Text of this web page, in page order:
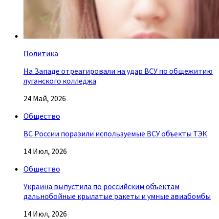
Политика
На Западе отреагировали на удар ВСУ по общежитию
луганского колледжа
24 Май, 2026
Общество
ВС России поразили используемые ВСУ объекты ТЭК
14 Июл, 2026
Общество
Украина выпустила по российским объектам
дальнобойные крылатые ракеты и умные авиабомбы
14 Июл, 2026